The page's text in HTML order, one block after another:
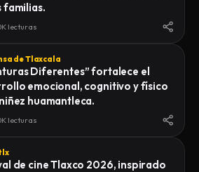
familias.
lecturas
de Tlaxcala
Diferentes” fortalece el
emocional, cognitivo y físico
huamantleca.
lecturas
de cine Tlaxco 2026, inspirado